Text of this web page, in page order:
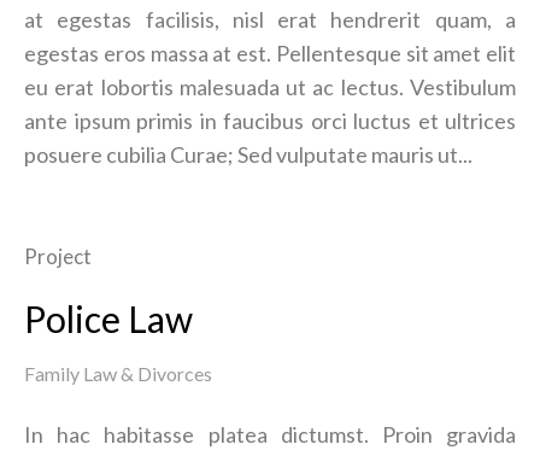
at egestas facilisis, nisl erat hendrerit quam, a
egestas eros massa at est. Pellentesque sit amet elit
eu erat lobortis malesuada ut ac lectus. Vestibulum
ante ipsum primis in faucibus orci luctus et ultrices
posuere cubilia Curae; Sed vulputate mauris ut...
Project
Police Law
Family Law & Divorces
In hac habitasse platea dictumst. Proin gravida